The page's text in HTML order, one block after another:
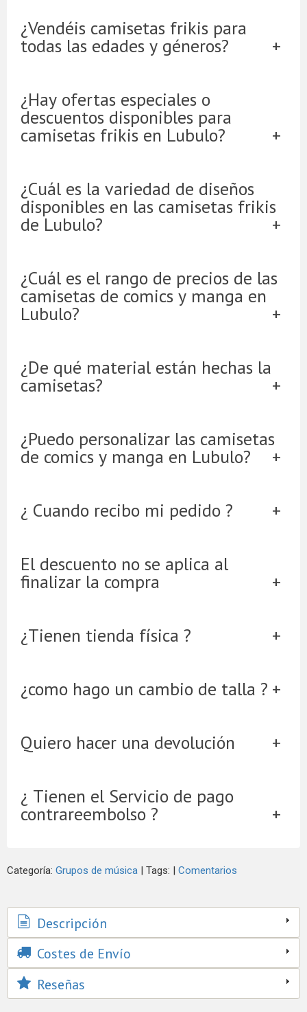
¿Vendéis camisetas frikis para
todas las edades y géneros?
¿Hay ofertas especiales o
descuentos disponibles para
camisetas frikis en Lubulo?
¿Cuál es la variedad de diseños
disponibles en las camisetas frikis
de Lubulo?
¿Cuál es el rango de precios de las
camisetas de comics y manga en
Lubulo?
¿De qué material están hechas la
camisetas?
¿Puedo personalizar las camisetas
de comics y manga en Lubulo?
¿ Cuando recibo mi pedido ?
El descuento no se aplica al
finalizar la compra
¿Tienen tienda física ?
¿como hago un cambio de talla ?
Quiero hacer una devolución
¿ Tienen el Servicio de pago
contrareembolso ?
Categoría: Grupos de música Tags: Comentarios
Descripción
Costes de Envío
Reseñas